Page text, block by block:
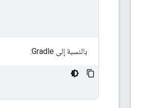
بالنسبة إلى Gradle: